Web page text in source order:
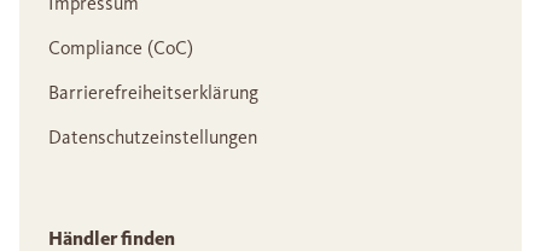
Compliance (CoC)
Barrierefreiheitserklärung
Datenschutzeinstellungen
Händler finden